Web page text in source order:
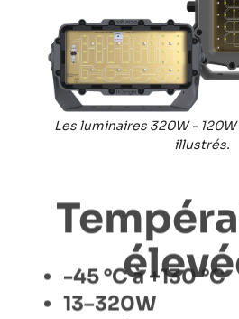
Les luminaires 320W -
illustrés.
-45 °C à +130 °C